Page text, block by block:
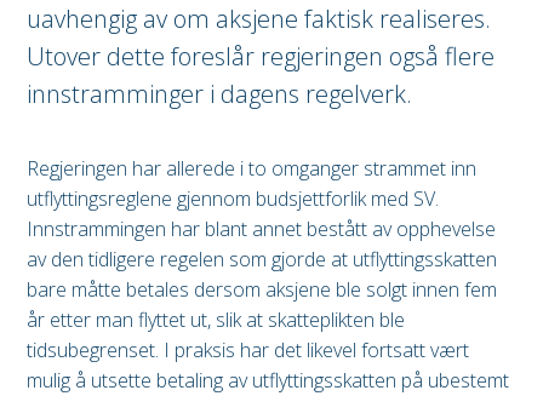
uavhengig av om aksjene faktisk realiseres.
Utover dette foreslår regjeringen også flere
innstramminger i dagens regelverk.
Regjeringen har allerede i to omganger strammet inn
utflyttingsreglene gjennom budsjettforlik med SV.
Innstrammingen har blant annet bestått av opphevelse
av den tidligere regelen som gjorde at utflyttingsskatten
bare måtte betales dersom aksjene ble solgt innen fem
år etter man flyttet ut, slik at skatteplikten ble
tidsubegrenset. I praksis har det likevel fortsatt vært
mulig å utsette betaling av utflyttingsskatten på ubestemt